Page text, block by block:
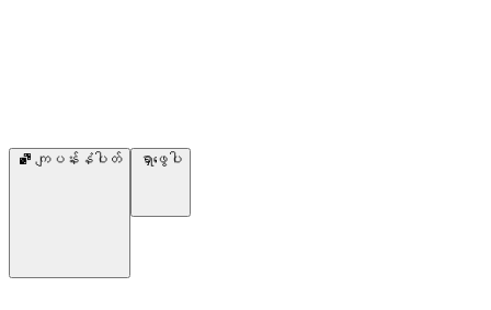
ကျပန်းနံပါတ် ရှာဖွေပါ